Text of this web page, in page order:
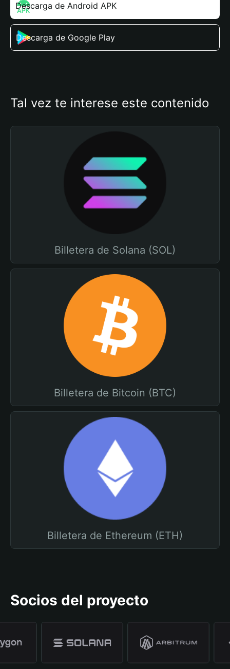
Descarga de Android APK
Descarga de Google Play
Tal vez te interese este contenido
Billetera de Solana (SOL)
Billetera de Bitcoin (BTC)
Billetera de Ethereum (ETH)
Socios del proyecto